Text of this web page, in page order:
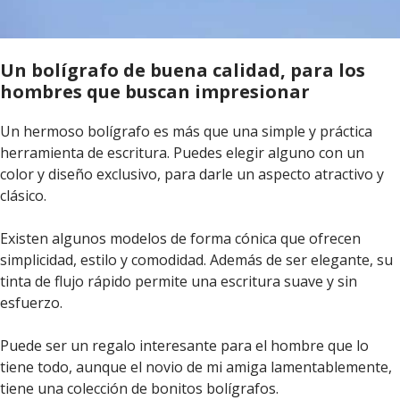
Un bolígrafo de buena calidad, para los
hombres que buscan impresionar
Un hermoso bolígrafo es más que una simple y práctica
herramienta de escritura. Puedes elegir alguno con un
color y diseño exclusivo, para darle un aspecto atractivo y
clásico.
Existen algunos modelos de forma cónica que ofrecen
simplicidad, estilo y comodidad. Además de ser elegante, su
tinta de flujo rápido permite una escritura suave y sin
esfuerzo.
Puede ser un regalo interesante para el hombre que lo
tiene todo, aunque el novio de mi amiga lamentablemente,
tiene una colección de bonitos bolígrafos.